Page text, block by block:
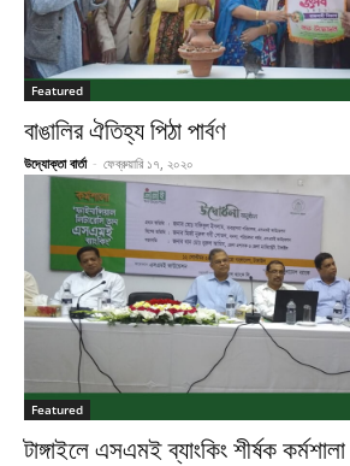
Featured
বাঙালির ঐতিহ্য পিঠা পার্বণ
উদ্যোক্তা বার্তা - ফেব্রুয়ারি ১৭, ২০২০
Featured
টাঙ্গাইলে এসএমই ব্যাংকিং শীর্ষক